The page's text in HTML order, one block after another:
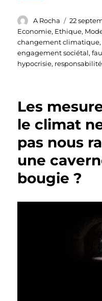
Auteur
A Rocha
Publié
le
22
Economie, Ethique,
changement climatique
engagement sociétal,
hypocrisie, responsabilité
Les
le climat
pas nous
une
bougie ?